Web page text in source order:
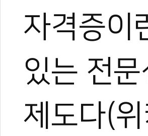
자격증이
있는 전
제도다(